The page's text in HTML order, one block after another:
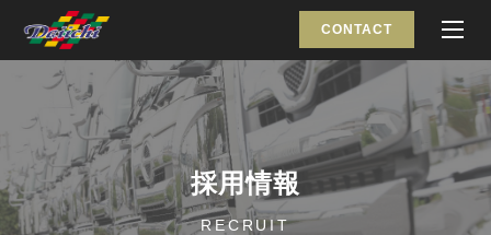
CONTACT
採用情報
RECRUIT